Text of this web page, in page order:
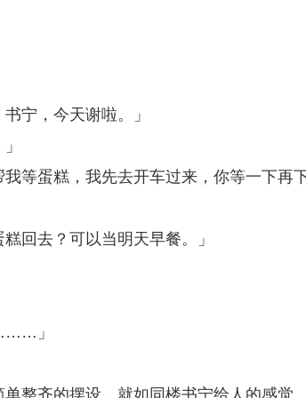
宁，今天谢啦。」
等蛋糕，我先去开车过来，你等一下再
回去？可以当明天早餐。」
」
整齐的摆设，就如同楼书宁给人的感觉